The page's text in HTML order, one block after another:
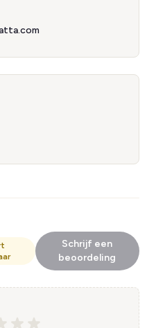
Schrijf een
beoordeling